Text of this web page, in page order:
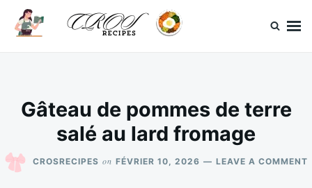
SkipSearch
for:
Gâteau de pommes de terre
salé au lard fromage
CROSRECIPES on FÉVRIER 10, 2026 LEAVE A COMMENT